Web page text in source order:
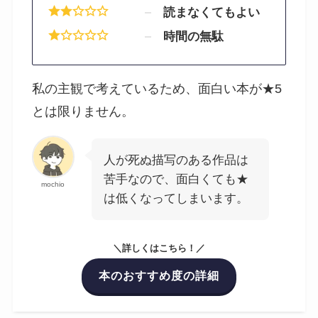
読まなくてもよい
時間の無駄
私の主観で考えているため、面白い本が★5
とは限りません。
mochio
人が死ぬ描写のある作品は
苦手なので、面白くても★
は低くなってしまいます。
＼詳しくはこちら！／
本のおすすめ度の詳細